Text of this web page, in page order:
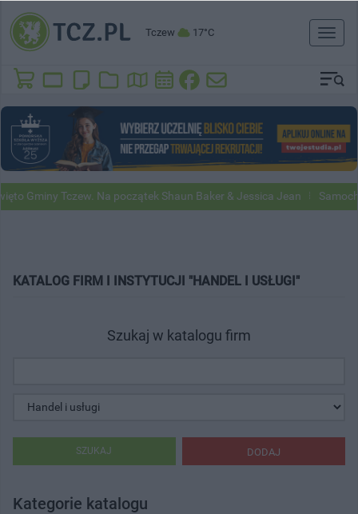
Tczew 17°C
Toggle
Gminy Tczew. Na początek Shaun Baker & Jessica Jean
KATALOG FIRM I INSTYTUCJI "HANDEL I USŁUGI"
Szukaj w katalogu firm
DODAJ
SZUKAJ
Kategorie katalogu